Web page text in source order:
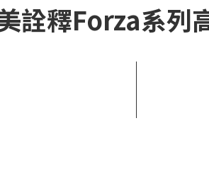
詮釋Forza系列